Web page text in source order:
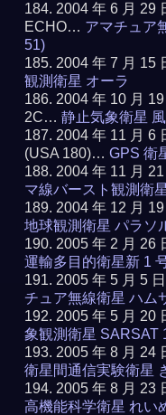
2004 年 6 月 29
ECHO… アマチュア
51)
2004 年 7 月 15
観測衛星 オーラ
2004 年 10 月
2C…静止気象衛星
2004 年 11 月 6
(USA 180)…GPS 衛
2004 年 11 月
マ線バースト観測衛
2004 年 12 月
地球観測衛星 パラソ
2005 年 2 月 26
運輸多目的衛星新 1
2005 年 5 月 5
チュア無線衛星 ハム
2005 年 5 月 20
象観測衛星 SARSAT
2005 年 8 月 24
衛星間通信実験衛星
2005 年 8 月 23
高機能科学衛星 れい